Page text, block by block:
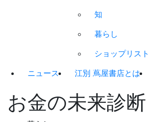
知
暮らし
ショップリスト
ニュース 江別 蔦屋書店とは
お金の未来診断